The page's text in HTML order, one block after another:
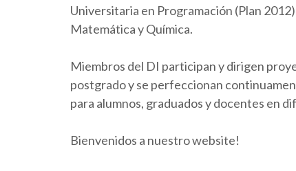
Universitaria en Programación (Plan
Matemática y Química.
Miembros del DI participan y dirigen
postgrado y se perfeccionan
para alumnos, graduados y docentes en
Bienvenidos a nuestro website!